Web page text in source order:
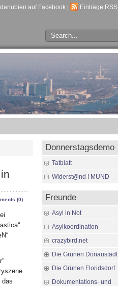
auf Facebook Einträge RSS
(0)
das
Donnerstagsdemo
Tatblatt
Widerst@nd ! MUND
Freunde
Asyl in Not
Asylkoordination
crazybird.net
Die Grünen Donaustadt
Die Grünen Floridsdorf
Dokumentations- und